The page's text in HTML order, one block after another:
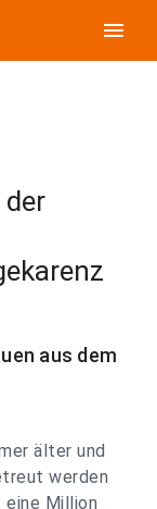
menu
aus dem
älter und
werden
Million